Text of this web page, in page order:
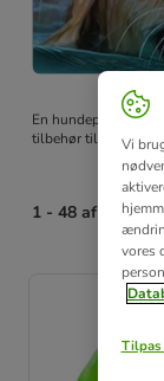
En hundepool er et
tilbehør til
1 - 48 af 66
product items
Vi
vores